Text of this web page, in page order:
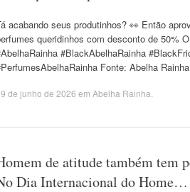
acabando seus produtinhos? 👀 Então
queridinhos com desconto de 50%
#BlackAbelhaRainha
Fonte: Abelha Rainha
de junho de 2026 em Abelha Rainha
de atitude também tem
Dia Internacional do Home…